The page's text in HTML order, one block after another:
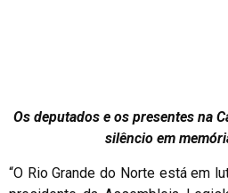
Os deputados e os presentes na
silêncio em
“O Rio Grande do Norte está em